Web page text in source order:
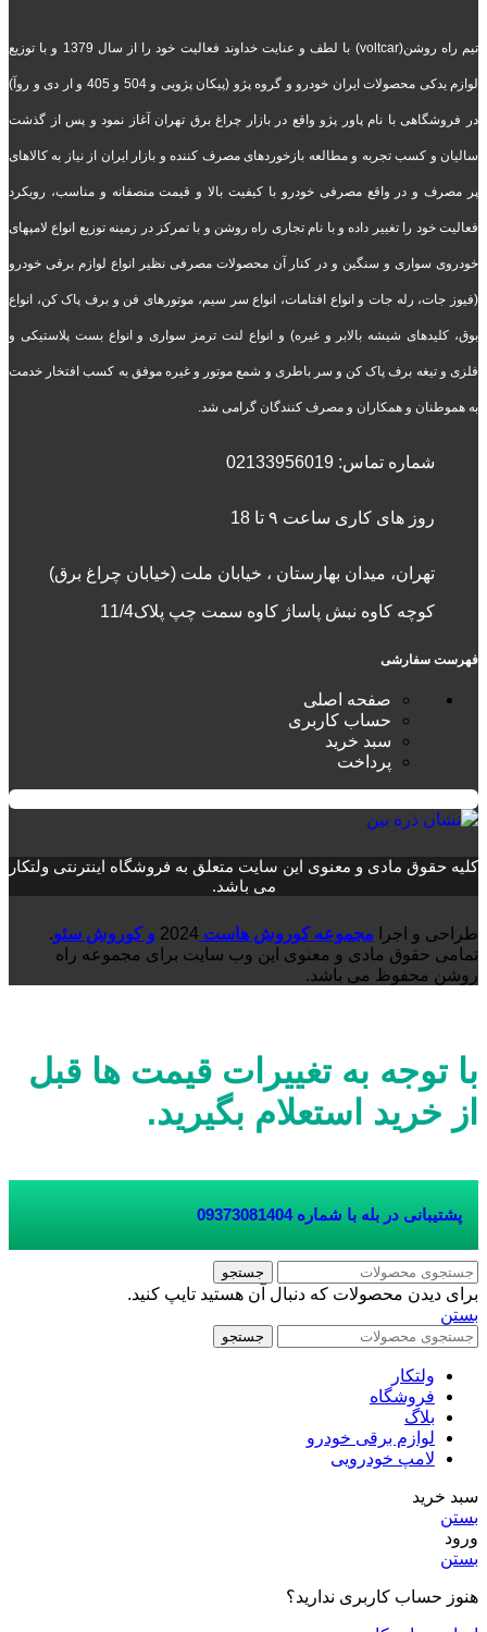
تیم راه روشن(voltcar) با لطف و عنایت خداوند فعالیت خود را از سال 1379 و با توزیع
لوازم یدکی محصولات ایران خودرو و گروه پژو (پیکان پژویی و 504 و 405 و ار دی و روآ)
در فروشگاهی با نام پاور پژو واقع در بازار چراغ برق تهران آغاز نمود و پس از گذشت
سالیان و کسب تجربه و مطالعه بازخوردهای مصرف کننده و بازار ایران از نیاز به کالاهای
پر مصرف و در واقع مصرفی خودرو با کیفیت بالا و قیمت منصفانه و مناسب، رویکرد
فعالیت خود را تغییر داده و با نام تجاری راه روشن و با تمرکز در زمینه توزیع انواع لامپهای
خودروی سواری و سنگین و در کنار آن محصولات مصرفی نظیر انواع لوازم برقی خودرو
(فیوز جات، رله جات و انواع افتامات، انواع سر سیم، موتورهای فن و برف پاک کن، انواع
بوق، کلیدهای شیشه بالابر و غیره) و انواع لنت ترمز سواری و انواع بست پلاستیکی و
فلزی و تیغه برف پاک کن و سر باطری و شمع موتور و غیره موفق به کسب افتخار خدمت
به هموطنان و همکاران و مصرف کنندگان گرامی شد.
شماره تماس: 02133956019
روز های کاری ساعت ۹ تا 18
تهران، میدان بهارستان ، خیابان ملت (خیابان چراغ برق)
کوچه کاوه نبش پاساژ کاوه سمت چپ پلاک11/4
فهرست سفارشی
صفحه اصلی
حساب کاربری
سبد خرید
پرداخت
کلیه حقوق مادی و معنوی این سایت متعلق به فروشگاه اینترنتی ولتکار
می باشد.
طراحی و اجرا مجموعه کوروش هاست 2024 و کوروش سئو.
تمامی حقوق مادی و معنوی این وب سایت برای مجموعه راه
روشن محفوظ می باشد.
با توجه به تغییرات قیمت ها قبل
از خرید استعلام بگیرید.
پشتیبانی در بله با شماره 09373081404
جستجو
برای دیدن محصولات که دنبال آن هستید تایپ کنید.
بستن
جستجو
ولتکار
فروشگاه
بلاگ
لوازم برقی خودرو
لامپ خودرویی
سبد خرید
بستن
ورود
بستن
هنوز حساب کاربری ندارید؟